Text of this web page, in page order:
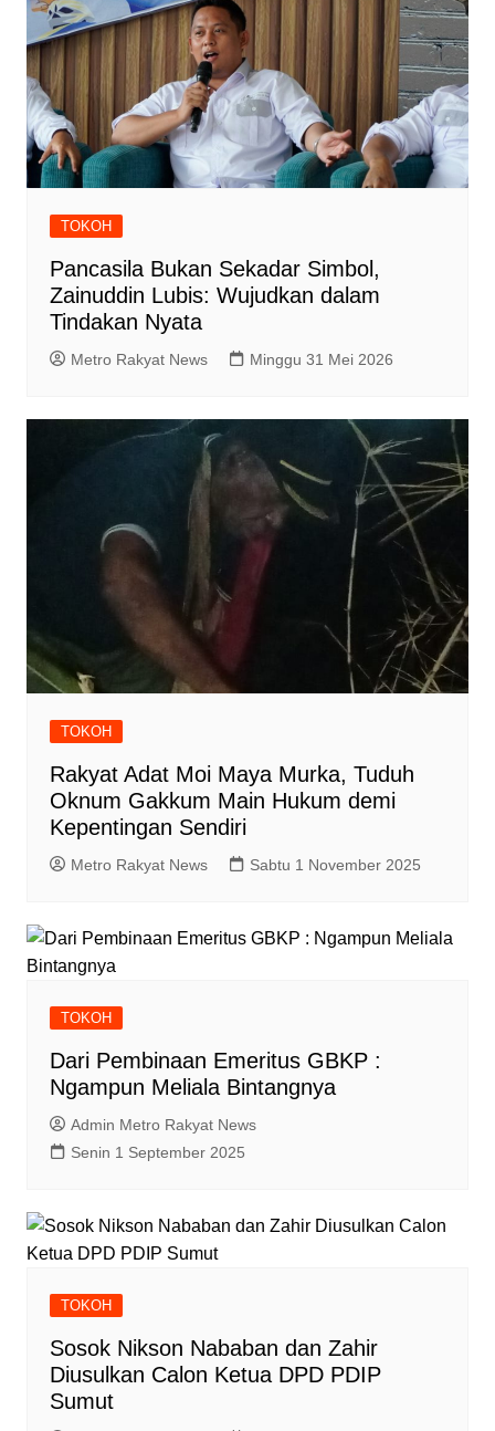
TOKOH
Pancasila Bukan Sekadar Simbol,
Zainuddin Lubis: Wujudkan dalam
Tindakan Nyata
Metro Rakyat News Minggu 31 Mei 2026
TOKOH
Rakyat Adat Moi Maya Murka, Tuduh
Oknum Gakkum Main Hukum demi
Kepentingan Sendiri
Metro Rakyat News Sabtu 1 November 2025
TOKOH
Dari Pembinaan Emeritus GBKP :
Ngampun Meliala Bintangnya
Admin Metro Rakyat News
Senin 1 September 2025
TOKOH
Sosok Nikson Nababan dan Zahir
Diusulkan Calon Ketua DPD PDIP
Sumut